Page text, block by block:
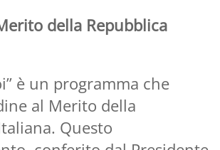
della Repubblica
è un programma che
al Merito della
Questo